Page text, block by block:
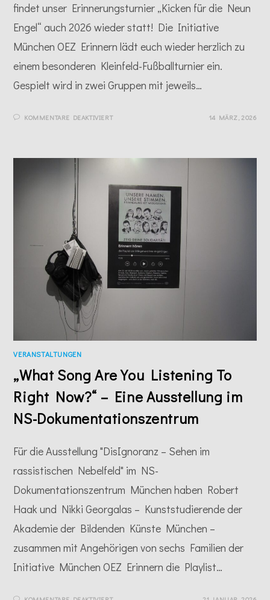
findet unser Erinnerungsturnier „Kicken für die Neun
Engel“ auch 2026 wieder statt! Die Initiative
München OEZ Erinnern lädt euch wieder herzlich zu
einem besonderen Kleinfeld-Fußballturnier ein.
Gespielt wird in zwei Gruppen mit jeweils…
KOMMENTARE DEAKTIVIERTFÜR
ENGEL
14 MÄRZ, 2026
VERANSTALTUNGEN
„What Song Are You Listening To
Right Now?“ – Eine Ausstellung im
NS-Dokumentationszentrum
Für die Ausstellung "DisIgnoranz – Sehen im
rassistischen Nebelfeld" im NS-
Dokumentationszentrum München haben Robert
Haak und Nikki Georgalas – Kunststudierende der
Akademie der Bildenden Künste München –
zusammen mit Angehörigen von sechs Familien der
Initiative München OEZ Erinnern die Playlist…